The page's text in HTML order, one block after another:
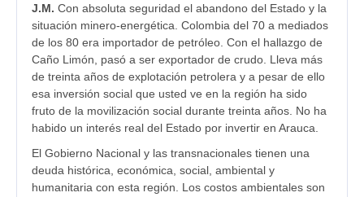
J.M. Con absoluta seguridad el abandono del Estado y la
situación minero-energética. Colombia del 70 a mediados
de los 80 era importador de petróleo. Con el hallazgo de
Caño Limón, pasó a ser exportador de crudo. Lleva más
de treinta años de explotación petrolera y a pesar de ello
esa inversión social que usted ve en la región ha sido
fruto de la movilización social durante treinta años. No ha
habido un interés real del Estado por invertir en Arauca.
El Gobierno Nacional y las transnacionales tienen una
deuda histórica, económica, social, ambiental y
humanitaria con esta región. Los costos ambientales son